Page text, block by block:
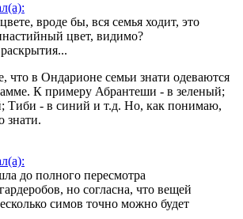
вроде бы, вся семья ходит, это
цвет, видимо?
что в Ондарионе семьи знати одеваются
К примеру Абрантеши - в зеленый;
Тиби - в синий и т.д. Но, как понимаю,
знати.
до полного пересмотра
но согласна, что вещей
симов точно можно будет